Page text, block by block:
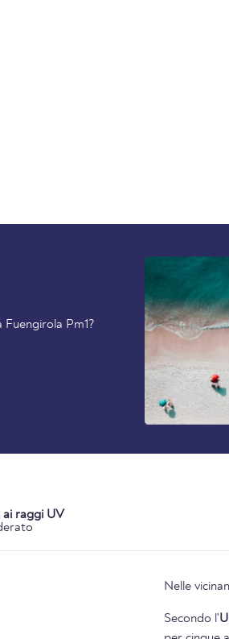
Pm1?
ai raggi UV
Nelle
Secondo l'